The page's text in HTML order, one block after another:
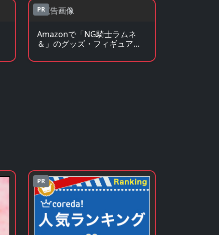
PR
Amazonで「NG騎士ラムネ
＆」のグッズ・フィギュアを
PR